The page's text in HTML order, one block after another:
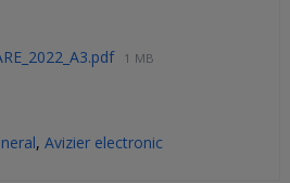
1 MB
, Avizier electronic